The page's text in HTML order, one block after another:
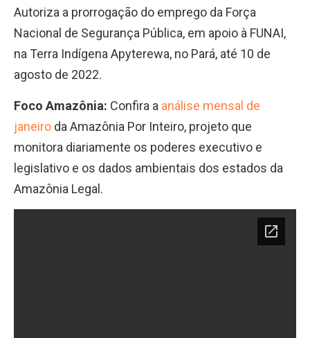
Autoriza a prorrogação do emprego da Força
Nacional de Segurança Pública, em apoio à FUNAI,
na Terra Indígena Apyterewa, no Pará, até 10 de
agosto de 2022.
Foco Amazônia: Confira a análise mensal de
janeiro da Amazônia Por Inteiro, projeto que
monitora diariamente os poderes executivo e
legislativo e os dados ambientais dos estados da
Amazônia Legal.